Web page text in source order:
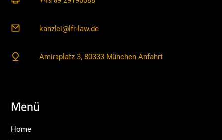
kanzlei@lfr-law.de
Amiraplatz 3, 80333 München Anfahrt
Menü
Home